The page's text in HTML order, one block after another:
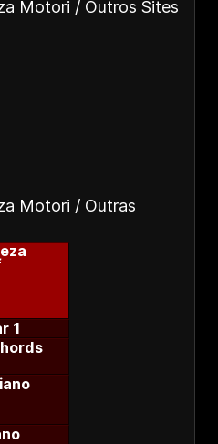
Motori / Outros Sites
Motori / Outras
1